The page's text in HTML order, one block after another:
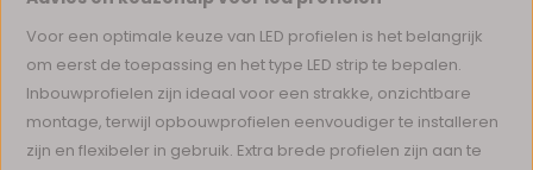
Voor een optimale keuze van LED profielen is het belangrijk
om eerst de toepassing en het type LED strip te bepalen.
Inbouwprofielen zijn ideaal voor een strakke, onzichtbare
montage, terwijl opbouwprofielen eenvoudiger te installeren
zijn en flexibeler in gebruik. Extra brede profielen zijn aan te